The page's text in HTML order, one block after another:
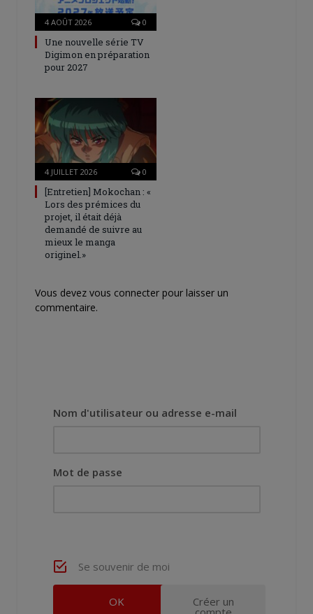
4 AOÛT 2026 0
Une nouvelle série TV
Digimon en préparation
pour 2027
4 JUILLET 2026 0
[Entretien] Mokochan : «
Lors des prémices du
projet, il était déjà
demandé de suivre au
mieux le manga
originel.»
Vous devez vous connecter pour laisser un
commentaire.
Nom d'utilisateur ou adresse e-mail
Mot de passe
Se souvenir de moi
Créer un